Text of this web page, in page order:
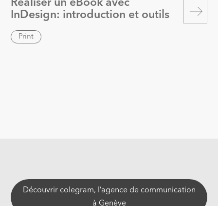
Réaliser un eBook avec
InDesign: introduction et outils
Découvrir colegram, l’agence de communication
à Genève